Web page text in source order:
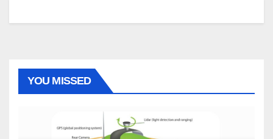
YOU MISSED